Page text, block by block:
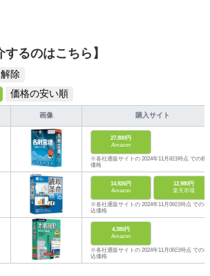
するのはこちら】
除
価格の安い順
画像 購入サイト
27,800円
Amazon
※各社通販サイトの 2024年11月8日時点 での税
価格
14,926円
Amazon
12,980円
楽天市場
※各社通販サイトの 2024年11月06日時点 での税
込価格
4,380円
Amazon
※各社通販サイトの 2024年11月06日時点 での税
込価格